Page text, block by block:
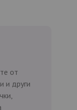
от
и други